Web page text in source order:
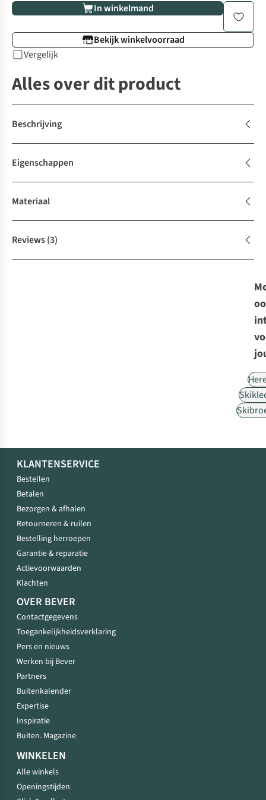
In winkelmand
Bekijk winkelvoorraad
Vergelijk
Alles over dit product
Beschrijving
Eigenschappen
Materiaal
Reviews(3)
KLANTENSERVICE
Bestellen
Betalen
Bezorgen & afhalen
Retourneren & ruilen
Bestelling herroepen
Garantie & reparatie
Actievoorwaarden
Klachten
OVER BEVER
Contactgegevens
Toegankelijkheidsverklaring
Pers en nieuws
Werken bij Bever
Partners
Buitenkalender
Expertise
Inspiratie
Buiten. Magazine
WINKELEN
Alle winkels
Openingstijden